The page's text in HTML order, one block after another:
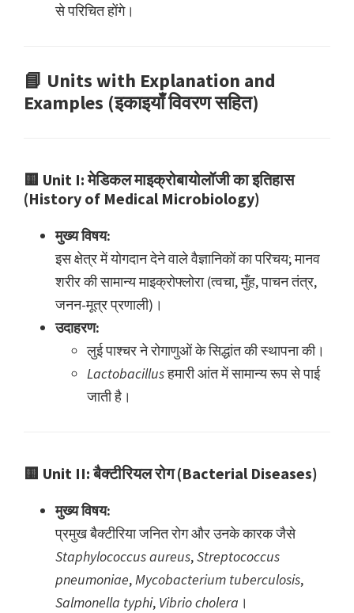
से परिचित होंगे।
📘 Units with Explanation and
Examples (इकाइयाँ विवरण सहित)
🟨 Unit I: मेडिकल माइक्रोबायोलॉजी का इतिहास
(History of Medical Microbiology)
मुख्य विषय:
इस क्षेत्र में योगदान देने वाले वैज्ञानिकों का परिचय; मानव
शरीर की सामान्य माइक्रोफ्लोरा (त्वचा, मुँह, पाचन तंत्र,
जनन-मूत्र प्रणाली)।
उदाहरण:
लुई पाश्चर ने रोगाणुओं के सिद्धांत की स्थापना की।
Lactobacillusहमारी आंत में सामान्य रूप से पाई
जाती है।
🟨 Unit II: बैक्टीरियल रोग (Bacterial Diseases)
मुख्य विषय:
प्रमुख बैक्टीरिया जनित रोग और उनके कारक जैसे
Staphylococcus aureus,Streptococcus
pneumoniae,Mycobacterium tuberculosis,
Salmonella typhi, Vibrio cholera ।